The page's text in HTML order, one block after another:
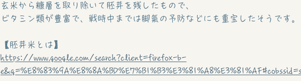
玄米から糠層を取り除いて胚芽を残したもので、
ビタミン類が豊富で、戦時中までは脚氣の予防などにも重宝したそうです。
【胚芽米とは】
https://www.google.com/search?client=firefox-b-